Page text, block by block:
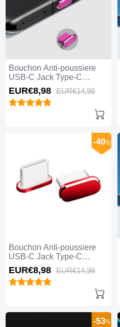
Bouchon Anti-poussiere
USB-C Jack Type-C
Universel H08 Rose Rouge
EUR€8,98 EUR€14,98
Bouchon Anti-poussiere
USB-C Jack Type-C
Universel H06 Rouge
-40%
EUR€8,98 EUR€14,98
-53%